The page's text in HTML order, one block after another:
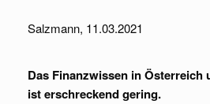
Salzmann, 11.03.2021
Das Finanzwissen in Österreich
ist erschreckend gering.